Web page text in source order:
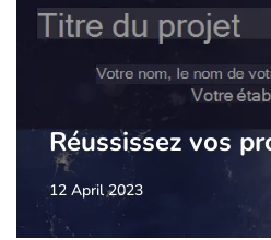
Réussissez vos
12 April 2023